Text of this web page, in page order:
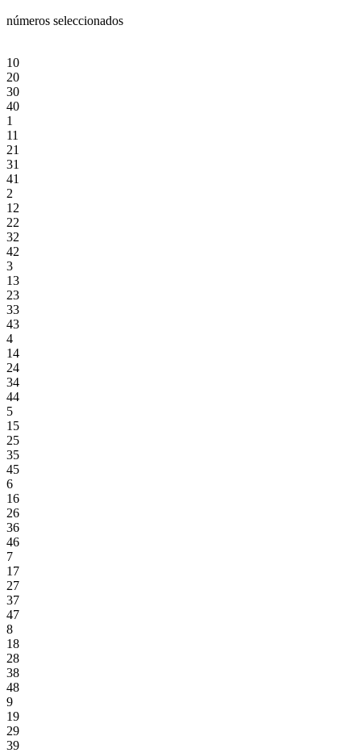
números seleccionados
10
20
30
40
1
11
21
31
41
2
12
22
32
42
3
13
23
33
43
4
14
24
34
44
5
15
25
35
45
6
16
26
36
46
7
17
27
37
47
8
18
28
38
48
9
19
29
39